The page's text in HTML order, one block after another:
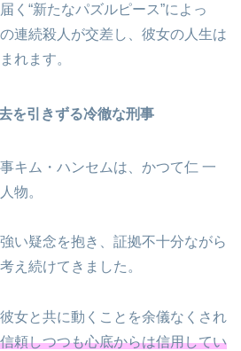
く“新たなパズルピース”によっ
連続殺人が交差し、彼女の人生は
れます。
を引きずる冷徹な刑事
キム・ハンセムは、かつて仁 一
物。
い疑念を抱き、証拠不十分ながら
え続けてきました。
女と共に動くことを余儀なくされ
頼しつつも心底からは信用してい